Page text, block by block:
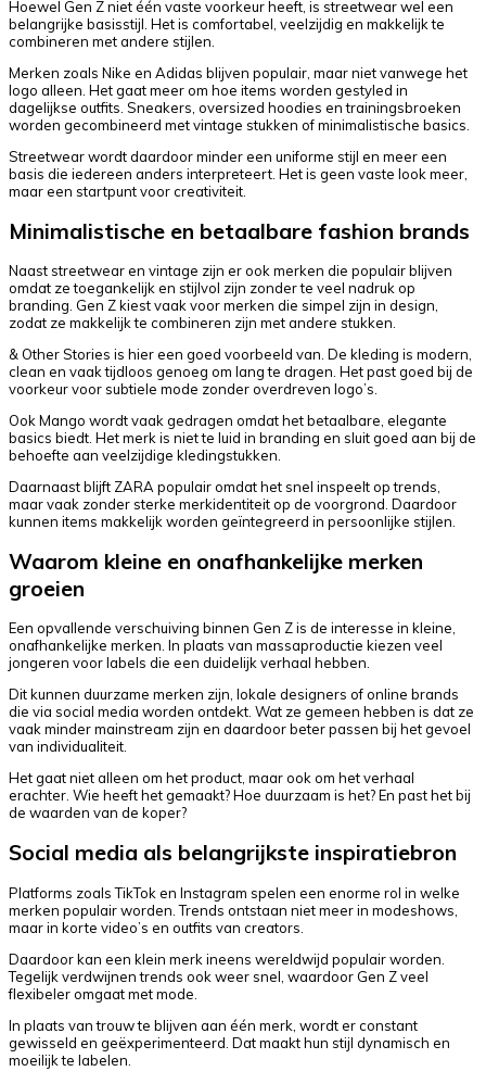
Hoewel Gen Z niet één vaste voorkeur heeft, is streetwear wel een
belangrijke basisstijl. Het is comfortabel, veelzijdig en makkelijk te
combineren met andere stijlen.
Merken zoals Nike en Adidas blijven populair, maar niet vanwege het
logo alleen. Het gaat meer om hoe items worden gestyled in
dagelijkse outfits. Sneakers, oversized hoodies en trainingsbroeken
worden gecombineerd met vintage stukken of minimalistische basics.
Streetwear wordt daardoor minder een uniforme stijl en meer een
basis die iedereen anders interpreteert. Het is geen vaste look meer,
maar een startpunt voor creativiteit.
Minimalistische en betaalbare fashion brands
Naast streetwear en vintage zijn er ook merken die populair blijven
omdat ze toegankelijk en stijlvol zijn zonder te veel nadruk op
branding. Gen Z kiest vaak voor merken die simpel zijn in design,
zodat ze makkelijk te combineren zijn met andere stukken.
& Other Stories is hier een goed voorbeeld van. De kleding is modern,
clean en vaak tijdloos genoeg om lang te dragen. Het past goed bij de
voorkeur voor subtiele mode zonder overdreven logo’s.
Ook Mango wordt vaak gedragen omdat het betaalbare, elegante
basics biedt. Het merk is niet te luid in branding en sluit goed aan bij de
behoefte aan veelzijdige kledingstukken.
Daarnaast blijft ZARA populair omdat het snel inspeelt op trends,
maar vaak zonder sterke merkidentiteit op de voorgrond. Daardoor
kunnen items makkelijk worden geïntegreerd in persoonlijke stijlen.
Waarom kleine en onafhankelijke merken
groeien
Een opvallende verschuiving binnen Gen Z is de interesse in kleine,
onafhankelijke merken. In plaats van massaproductie kiezen veel
jongeren voor labels die een duidelijk verhaal hebben.
Dit kunnen duurzame merken zijn, lokale designers of online brands
die via social media worden ontdekt. Wat ze gemeen hebben is dat ze
vaak minder mainstream zijn en daardoor beter passen bij het gevoel
van individualiteit.
Het gaat niet alleen om het product, maar ook om het verhaal
erachter. Wie heeft het gemaakt? Hoe duurzaam is het? En past het bij
de waarden van de koper?
Social media als belangrijkste inspiratiebron
Platforms zoals TikTok en Instagram spelen een enorme rol in welke
merken populair worden. Trends ontstaan niet meer in modeshows,
maar in korte video’s en outfits van creators.
Daardoor kan een klein merk ineens wereldwijd populair worden.
Tegelijk verdwijnen trends ook weer snel, waardoor Gen Z veel
flexibeler omgaat met mode.
In plaats van trouw te blijven aan één merk, wordt er constant
gewisseld en geëxperimenteerd. Dat maakt hun stijl dynamisch en
moeilijk te labelen.